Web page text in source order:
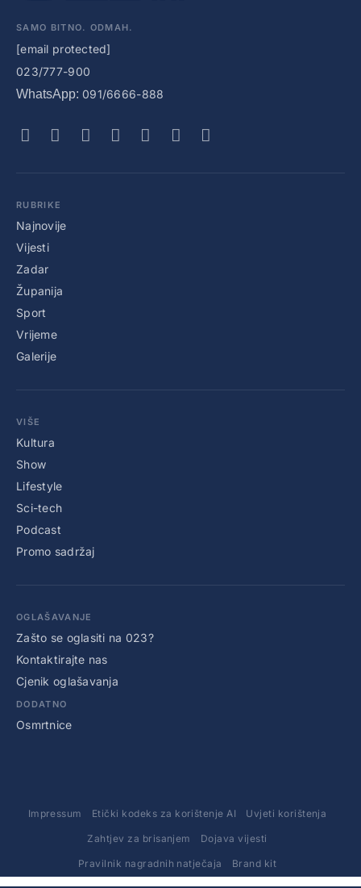
SAMO BITNO. ODMAH.
[email protected]
023/777-900
WhatsApp: 091/6666-888
RUBRIKE
Najnovije
Vijesti
Zadar
Županija
Sport
Vrijeme
Galerije
VIŠE
Kultura
Show
Lifestyle
Sci-tech
Podcast
Promo sadržaj
OGLAŠAVANJE
Zašto se oglasiti na 023?
Kontaktirajte nas
Cjenik oglašavanja
DODATNO
Osmrtnice
Impressum Etički kodeks za korištenje AI Uvjeti korištenja
Zahtjev za brisanjem Dojava vijesti
Pravilnik nagradnih natječaja Brand kit